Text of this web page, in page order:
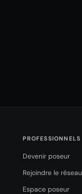
PROFESSIONNELS
Devenir poseur
Rejoindre le réseau
Espace poseur